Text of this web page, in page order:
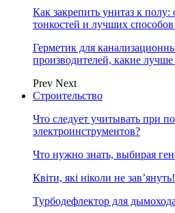
Как закрепить унитаз к полу:
тонкостей и лучших
Герметик для
производителей, какие
Prev Next
Строительство
Что следует учитывать при
электроинструментов?
Что нужно знать, выбирая
Квіти, які ніколи не зав’януть!
Турбодефлектор для